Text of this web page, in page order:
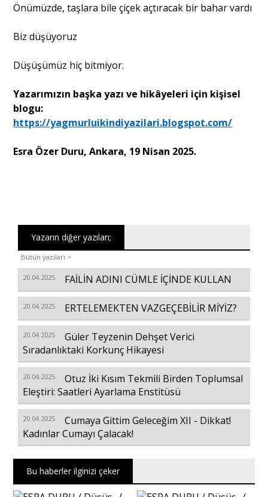
Önümüzde, taşlara bile çiçek açtıracak bir bahar vardı
Biz düşüyoruz
Düşüşümüz hiç bitmiyor.
Yazarımızın başka yazı ve hikâyeleri için kişisel
blogu:
https://yagmurluikindiyazilari.blogspot.com/
Esra Özer Duru, Ankara, 19 Nisan 2025.
Yazarın diğer yazıları;
Bütün yazıları >
20.04.2025 FAİLİN ADINI CÜMLE İÇİNDE KULLAN
20.04.2025 ERTELEMEKTEN VAZGEÇEBİLİR MİYİZ?
20.04.2025
Güler Teyzenin Dehşet Verici
Sıradanlıktaki Korkunç Hikayesi
20.04.2025
Otuz İki Kısım Tekmili Birden Toplumsal
Eleştiri: Saatleri Ayarlama Enstitüsü
20.04.2025
Cumaya Gittim Geleceğim XII - Dikkat!
Kadınlar Cumayı Çalacak!
Bu haberler ilginizi çeker